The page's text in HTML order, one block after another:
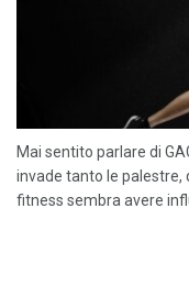
Mai sentito parlare di
invade tanto le palestre,
fitness sembra avere